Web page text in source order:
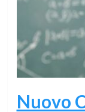
Nuovo